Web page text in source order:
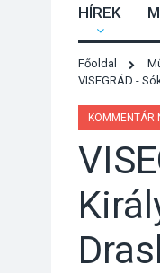
HÍREK
Főoldal
VISEGRÁD -
KOMMENTÁR